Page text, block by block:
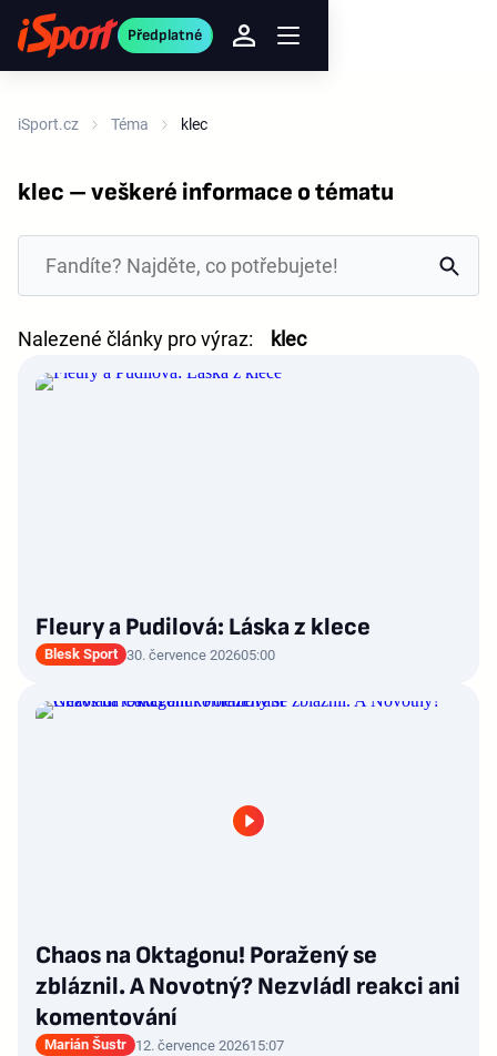
Předplatné
iSport.cz Téma klec
klec – veškeré informace o tématu
Nalezené články pro výraz: klec
Fleury a Pudilová: Láska z klece
Blesk Sport 30. července 202605:00
Chaos na Oktagonu! Poražený se
zbláznil. A Novotný? Nezvládl reakci ani
komentování
Marián Šustr 12. července 202615:07